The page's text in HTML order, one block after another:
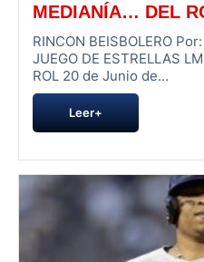
MEDIANÍA… DEL
RINCON BEISBOLERO
JUEGO DE ESTRELLAS
ROL 20 de Junio de...
Leer+